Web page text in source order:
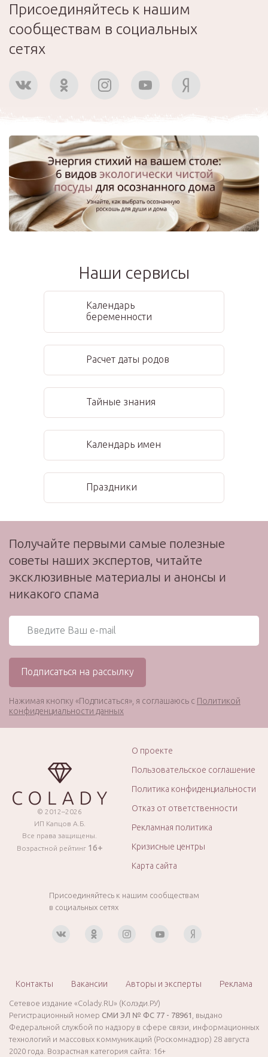
Присоединяйтесь к нашим
сообществам в социальных
сетях
Наши сервисы
Календарь
беременности
Расчет даты родов
Тайные знания
Календарь имен
Праздники
Получайте первыми самые полезные
советы наших экспертов, читайте
эксклюзивные материалы и анонсы и
никакого спама
Нажимая кнопку «Подписаться», я соглашаюсь с Политикой
конфиденциальности данных
© 2012–2026
ИП Капцов А.Б.
Все права защищены.
Возрастной рейтинг 16+
О проекте
Пользовательское соглашение
Политика конфиденциальности
Отказ от ответственности
Рекламная политика
Кризисные центры
Карта сайта
Присоединяйтесь к нашим сообществам
в социальных сетях
Контакты Вакансии Авторы и эксперты Реклама
Сетевое издание «Colady.RU» (Колэди.РУ)
Регистрационный номер СМИ ЭЛ № ФС 77 - 78961
, выдано
Федеральной службой по надзору в сфере связи, информационных
технологий и массовых коммуникаций (Роскомнадзор) 28 августа
2020 года. Возрастная категория сайта: 16+